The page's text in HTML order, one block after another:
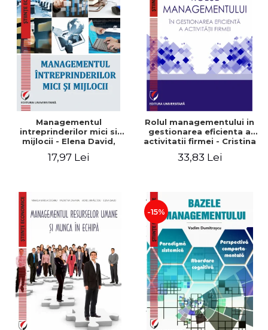
Managementul
intreprinderilor mici si
mijlocii - Elena David,
Roxana Carmen Ionescu,
17,97 Lei
Rolul managementului in
gestionarea eficienta a
activitatii firmei - Cristina
Gabriel Nastase, Mihaela-
33,83 Lei
-15%